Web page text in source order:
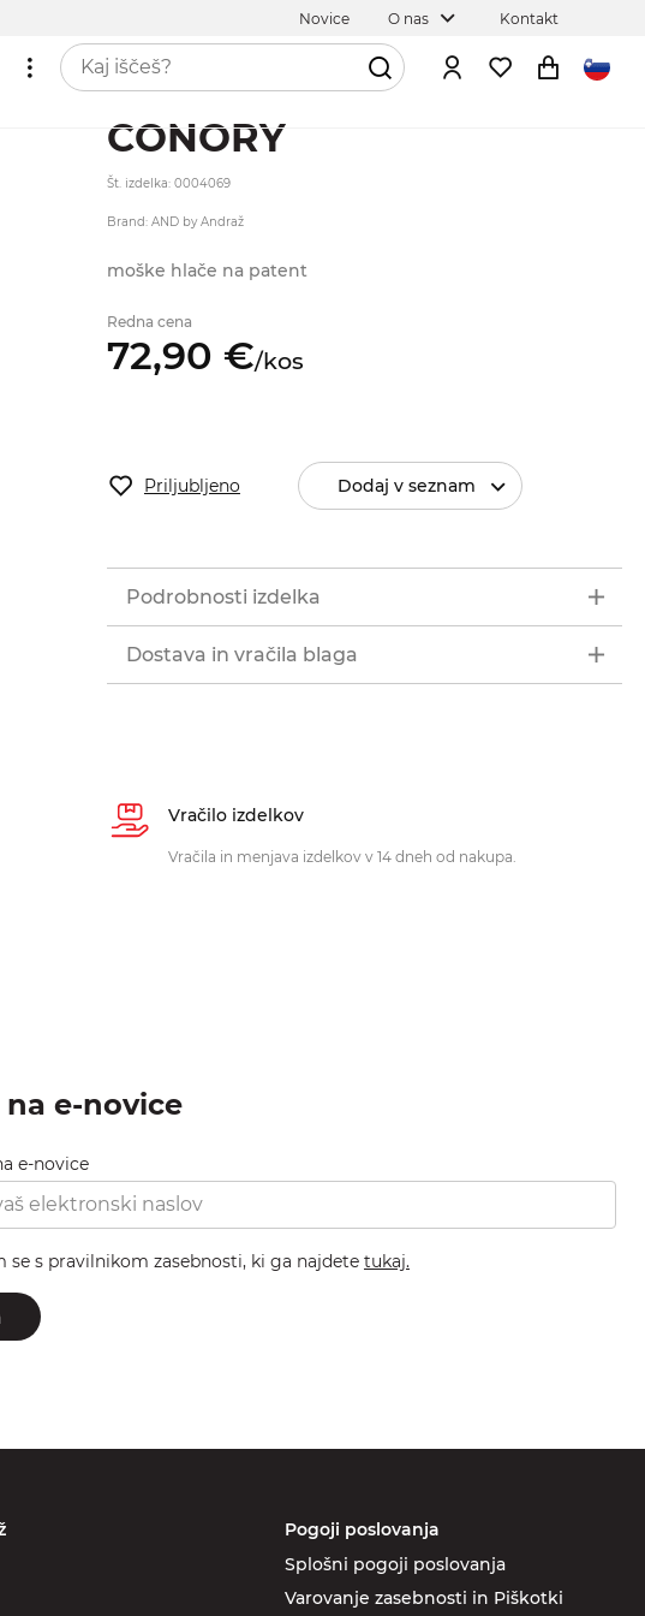
Novice O nas Kontakt
CONORY
Št. izdelka: 0004069
Brand: AND by Andraž
moške hlače na patent
Redna cena
72,90 €/kos
Priljubljeno Dodaj v seznam
Podrobnosti izdelka
Dostava in vračila blaga
Vračilo izdelkov
Vračila in menjava izdelkov v 14 dneh od nakupa.
na e-novice
e-novice
se s pravilnikom zasebnosti, ki ga najdete tukaj.
Pogoji poslovanja
Splošni pogoji poslovanja
Varovanje zasebnosti in Piškotki